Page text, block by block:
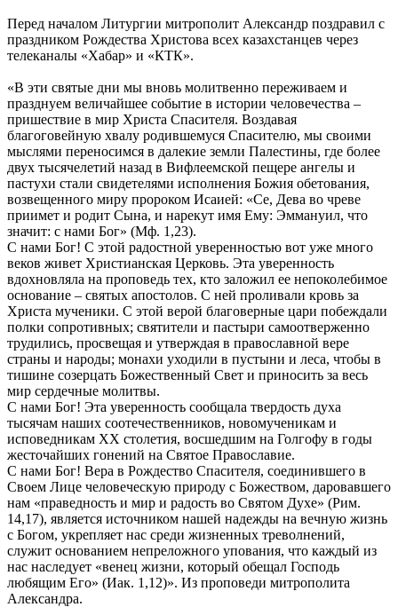
Перед началом Литургии митрополит Александр поздравил с
праздником Рождества Христова всех казахстанцев через
телеканалы «Хабар» и «КТК».
«В эти святые дни мы вновь молитвенно переживаем и
празднуем величайшее событие в истории человечества –
пришествие в мир Христа Спасителя. Воздавая
благоговейную хвалу родившемуся Спасителю, мы своими
мыслями переносимся в далекие земли Палестины, где более
двух тысячелетий назад в Вифлеемской пещере ангелы и
пастухи стали свидетелями исполнения Божия обетования,
возвещенного миру пророком Исаией: «Се, Дева во чреве
приимет и родит Сына, и нарекут имя Ему: Эммануил, что
значит: с нами Бог» (Мф. 1,23).
С нами Бог! С этой радостной уверенностью вот уже много
веков живет Христианская Церковь. Эта уверенность
вдохновляла на проповедь тех, кто заложил ее непоколебимое
основание – святых апостолов. С ней проливали кровь за
Христа мученики. С этой верой благоверные цари побеждали
полки сопротивных; святители и пастыри самоотверженно
трудились, просвещая и утверждая в православной вере
страны и народы; монахи уходили в пустыни и леса, чтобы в
тишине созерцать Божественный Свет и приносить за весь
мир сердечные молитвы.
С нами Бог! Эта уверенность сообщала твердость духа
тысячам наших соотечественников, новомученикам и
исповедникам ХХ столетия, восшедшим на Голгофу в годы
жесточайших гонений на Святое Православие.
С нами Бог! Вера в Рождество Спасителя, соединившего в
Своем Лице человеческую природу с Божеством, даровавшего
нам «праведность и мир и радость во Святом Духе» (Рим.
14,17), является источником нашей надежды на вечную жизнь
с Богом, укрепляет нас среди жизненных треволнений,
служит основанием непреложного упования, что каждый из
нас наследует «венец жизни, который обещал Господь
любящим Его» (Иак. 1,12)». Из проповеди митрополита
Александра.